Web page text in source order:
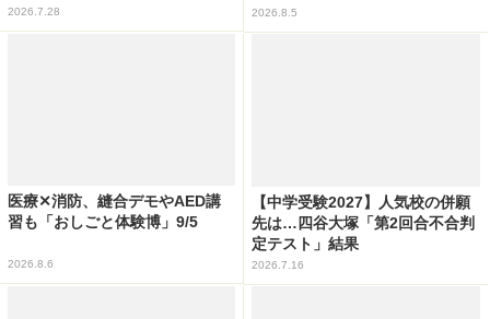
2026.7.28 2026.8.5
医療✕消防、縫合デモやAED講
習も「おしごと体験博」9/5
2026.8.6
【中学受験2027】人気校の併願
先は…四谷大塚「第2回合不合判
定テスト」結果
2026.7.16